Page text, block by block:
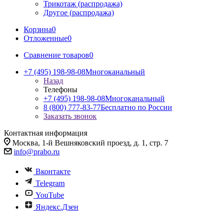
Трикотаж (распродажа)
Другое (распродажа)
Корзина0
Отложенные0
Сравнение товаров0
+7 (495) 198-98-08Многоканальный
Назад
Телефоны
+7 (495) 198-98-08Многоканальный
8 (800) 777-83-77Бесплатно по России
Заказать звонок
Контактная информация
Москва, 1-й Вешняковский проезд, д. 1, стр. 7
info@prabo.ru
Вконтакте
Telegram
YouTube
Яндекс.Дзен